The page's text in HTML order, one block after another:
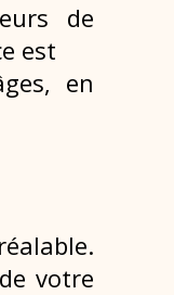
de
est
en
votre